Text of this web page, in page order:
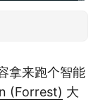
拿来跑个智能
(Forrest) 大